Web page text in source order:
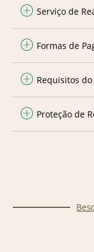
Serviço de
Formas de
Requisitos
Proteção de